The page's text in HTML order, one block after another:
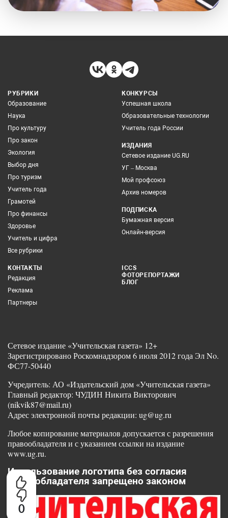
0
РУБРИКИ
Образование
Наука
Про культуру
Про закон
Экология
Выбор дня
Про туризм
Учитель года
Грамотей
Про финансы
Здоровье
Учитель и цифра
Все рубрики
КОНКУРСЫ
Успешная школа
Образовательные технологии
Учитель года России
ИЗДАНИЯ
Сетевое издание UG.RU
УГ – Москва
Мой профсоюз
Архив номеров
ПОДПИСКА
Бумажная версия
Онлайн-версия
КОНТАКТЫ
Редакция
Реклама
Партнеры
ICCS
ФОТОРЕПОРТАЖИ
БЛОГ
Сетевое издание «Учительская газета» 12+
Зарегистрировано Роскомнадзором 6 июля 2012 года Эл No.
ФС77-50440
Учредитель: АО «Издательский дом «Учительская газета»
Главный редактор: ЧУДИН Никита Викторович
(nikvik87@mail.ru)
Адрес электронной почты редакции: ug@ug.ru
Любое копирование материалов допускается с разрешения
правообладателя и с указанием ссылки на издание
www.ug.ru.
Использование логотипа без согласия
правообладателя запрещено законом